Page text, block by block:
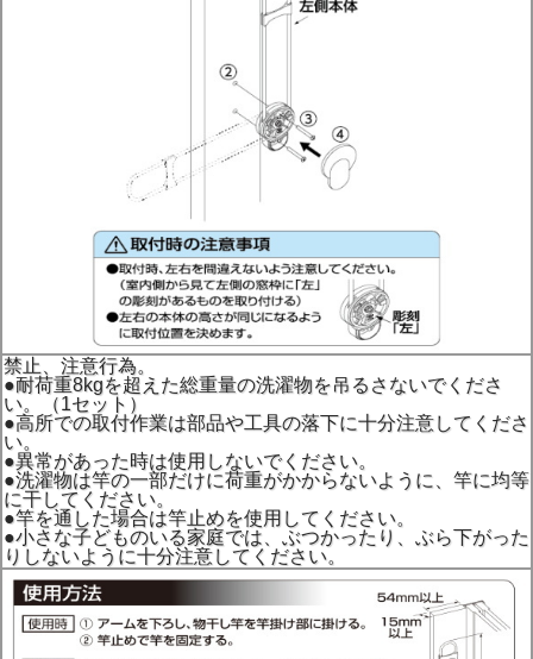
禁止、注意行為。
●耐荷重8kgを超えた総重量の洗濯物を吊るさないでくださ
い。（1セット）
●高所での取付作業は部品や工具の落下に十分注意してくださ
い。
●異常があった時は使用しないでください。
●洗濯物は竿の一部だけに荷重がかからないように、竿に均等
に干してください。
●竿を通した場合は竿止めを使用してください。
●小さな子どものいる家庭では、ぶつかったり、ぶら下がった
りしないように十分注意してください。